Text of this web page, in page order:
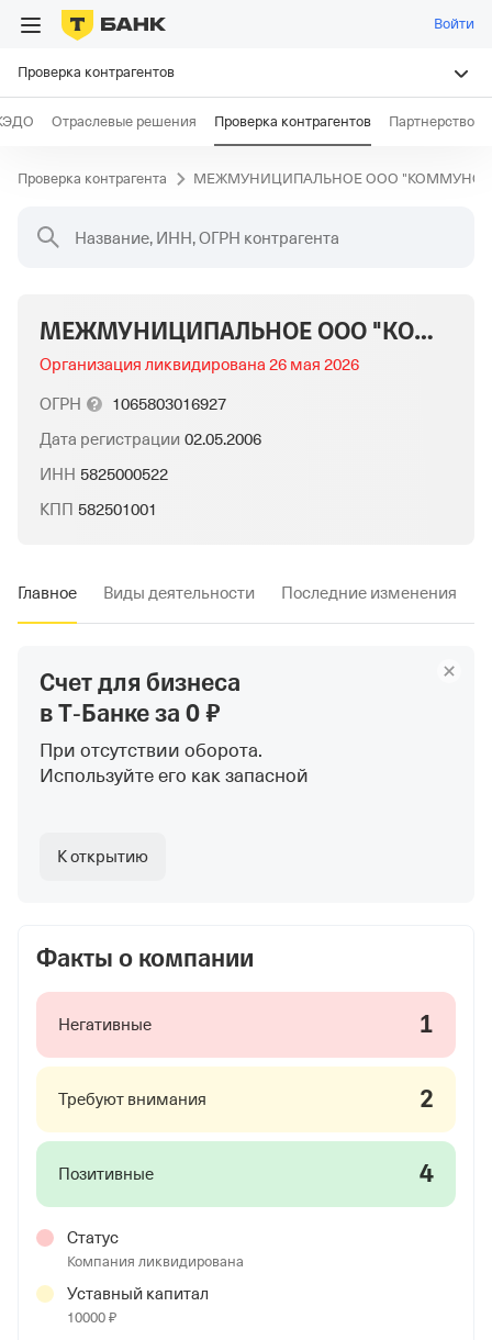
Войти
Проверка контрагентов
Отраслевые решения Проверка контрагентов Партнерство
Проверка контрагента МЕЖМУНИЦИПАЛЬНОЕ ООО
Название, ИНН, ОГРН контрагента
МЕЖМУНИЦИПАЛЬНОЕ ООО "КОММУНСЕРВИС"
Организация ликвидирована 26 мая 2026
ОГРН
1065803016927
Дата регистрации 02.05.2006
ИНН 5825000522
КПП 582501001
Главное Виды деятельности Последние изменения
Счет для бизнеса
в Т‑Банкеза 0 ₽
При отсутствии оборота.
Используйте его как запасной
К открытию
Факты о компании
Негативные 1
Требуют внимания 2
Позитивные 4
Статус
Компания ликвидирована
Уставный капитал
10000 ₽